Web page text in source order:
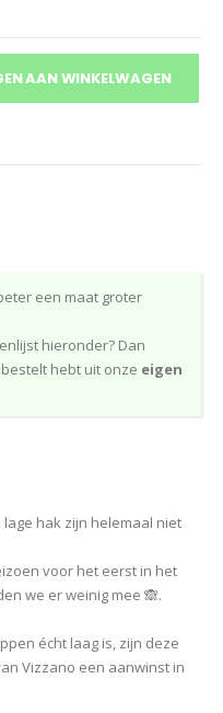
AAN WINKELWAGEN
een maat groter
hieronder? Dan
hebt uit onze eigen
hak zijn helemaal niet
voor het eerst in het
we er weinig mee 🙈.
écht laag is, zijn deze
Vizzano een aanwinst in